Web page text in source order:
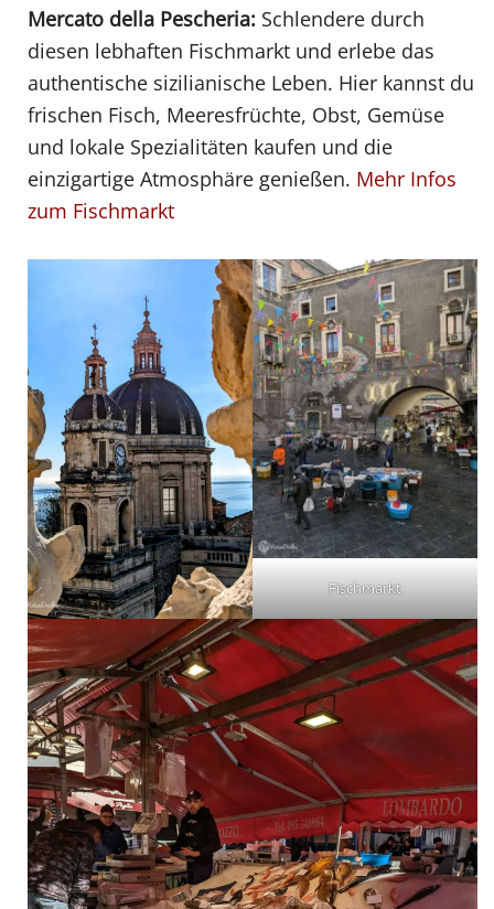
Mercato della Pescheria:Schlendere durch
diesen lebhaften Fischmarkt und erlebe das
authentische sizilianische Leben. Hier kannst du
frischen Fisch, Meeresfrüchte, Obst, Gemüse
und lokale Spezialitäten kaufen und die
einzigartige Atmosphäre genießen. Mehr Infos
zum Fischmarkt
Fischmarkt